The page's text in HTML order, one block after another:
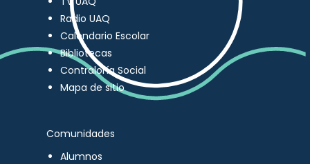
Radio UAQ
Calendario Escolar
Bibliotecas
Contraloría Social
Mapa de sitio
Comunidades
Alumnos